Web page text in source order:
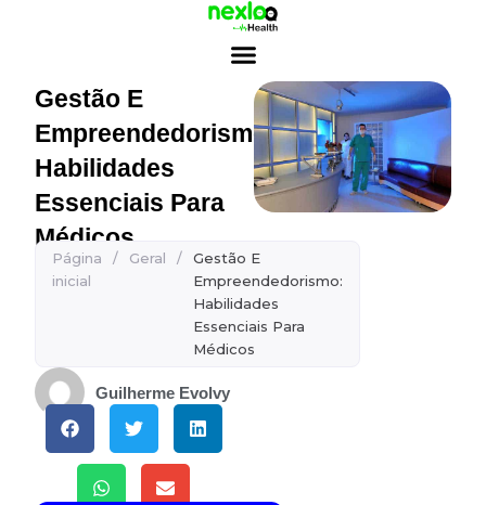
conteúdoGestão E
Empreendedorismo:
Habilidades
Essenciais Para
Médicos
Página
inicial
/ Geral /
Gestão E
Empreendedorismo:
Habilidades
Essenciais Para
Médicos
Guilherme Evolvy